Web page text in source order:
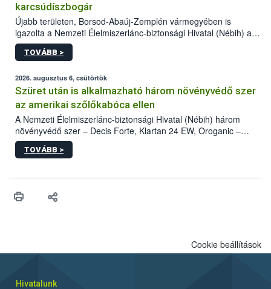
karcsúdíszbogár
Újabb területen, Borsod-Abaúj-Zemplén vármegyében is
igazolta a Nemzeti Élelmiszerlánc-biztonsági Hivatal (Nébih) a
kőrisrontó karcsúdíszbogár (Agrilus planipennis) jelenlétét. A
kártevőt nem csak színcsapdában találták meg, de már fertőzött
az intenzív felderítést, emellett az intézkedéseket a szlovák
hatósággal is összehangolják a terjedés megállítása érdekében.
TOVÁBB >
2026. augusztus 6, csütörtök
Szüret után is alkalmazható három növényvédő szer
az amerikai szőlőkabóca ellen
A Nemzeti Élelmiszerlánc-biztonsági Hivatal (Nébih) három
növényvédő szer – Decis Forte, Klartan 24 EW, Oroganic –
engedélyokiratát módosította, így azok a szüretet követően,
egészen a vesszőérettség (BBCH 91) stádiumáig
érésű szőlőkben is legyen lehetőség a károsító elleni további
felhasználók számára is elérhető és ökológiai termesztésben is
TOVÁBB >
Cookie beállítások
Hivatalunk